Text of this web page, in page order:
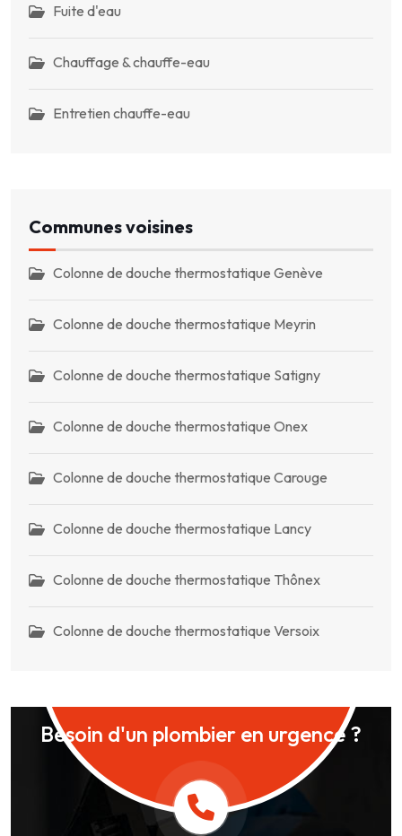
Fuite d'eau
Chauffage & chauffe-eau
Entretien chauffe-eau
Communes voisines
Colonne de douche thermostatique Genève
Colonne de douche thermostatique Meyrin
Colonne de douche thermostatique Satigny
Colonne de douche thermostatique Onex
Colonne de douche thermostatique Carouge
Colonne de douche thermostatique Lancy
Colonne de douche thermostatique Thônex
Colonne de douche thermostatique Versoix
Besoin d'un plombier en urgence ?